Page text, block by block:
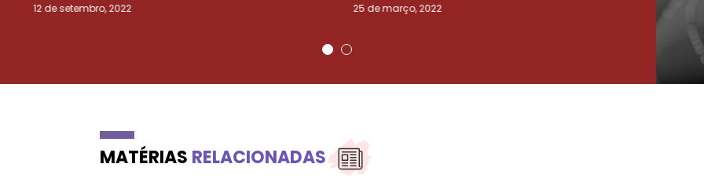
12 de setembro, 2022
25 de março, 2022
23
MATÉRIAS RELACIONADAS